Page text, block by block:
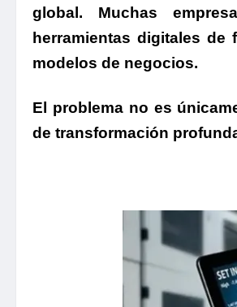
global. Muchas
herramientas digitales de
modelos de negocios.
El problema no es
de transformación